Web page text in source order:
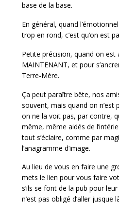
base de la base.
En général, quand
trop en rond, c’est qu’on est
Petite précision, quand on est
MAINTENANT, et pour
Terre-Mère.
Ça peut paraître bête, nos
souvent, mais quand on n’est
on ne la voit pas, par contre,
même, même aidés de
tout s’éclaire, comme par
l’anagramme d’image.
Au lieu de vous en faire une
mets le lien pour vous faire
s’ils se font de la pub pour
n’est pas obligé d’aller jusque